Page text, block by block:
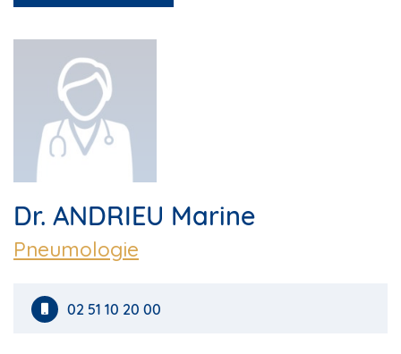
Dr. ANDRIEU Marine
Pneumologie
02 51 10 20 00